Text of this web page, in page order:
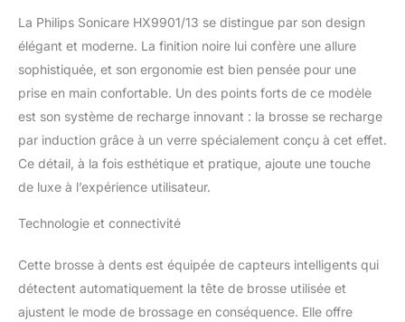
Indicateur de
changement de la tête de
brosse avec la
Indicateur de batterie /
Jusqu'à 2 semaines
d'autonomie Cette
brosse à dents bénéficie
commander
automatiquement vos
têtes de brosse lorsqu'il
La Philips Sonicare HX9901/13 se distingue par son design
élégant et moderne. La finition noire lui confère une allure
sophistiquée, et son ergonomie est bien pensée pour une
prise en main confortable. Un des points forts de ce modèle
est son système de recharge innovant : la brosse se recharge
par induction grâce à un verre spécialement conçu à cet effet.
Ce détail, à la fois esthétique et pratique, ajoute une touche
de luxe à l’expérience utilisateur.
Technologie et connectivité
Cette brosse à dents est équipée de capteurs intelligents qui
détectent automatiquement la tête de brosse utilisée et
ajustent le mode de brossage en conséquence. Elle offre